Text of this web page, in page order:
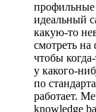
профильные
идеальный
какую-то
смотреть
чтобы
у какого-
по
работает.
knowledge